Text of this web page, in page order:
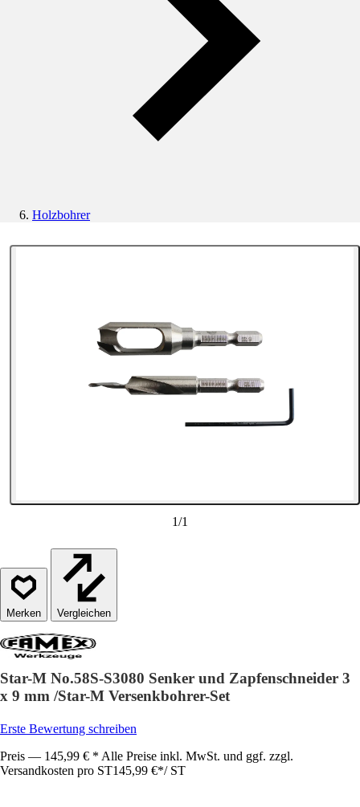
Holzbohrer
1/1
Vergleichen
Star-M No.58S-S3080 Senker und Zapfenschneider 3
x 9 mm /Star-M Versenkbohrer-Set
Erste Bewertung schreiben
Preis — 145,99 € * Alle Preise inkl. MwSt. und ggf. zzgl.
Versandkosten pro ST145,99 €*/ ST